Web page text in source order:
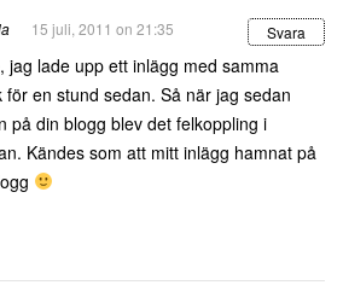
15 juli, 2011 on 21:35 Svara
jag lade upp ett inlägg med samma
för en stund sedan. Så när jag sedan
på din blogg blev det felkoppling i
Kändes som att mitt inlägg hamnat på